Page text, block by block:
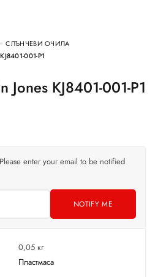
СЛЪНЧЕВИ ОЧИЛА
001-P1
Jones KJ8401-001-P1
enter your email to be notified
NOTIFY ME
0,05 кг
Пластмаса